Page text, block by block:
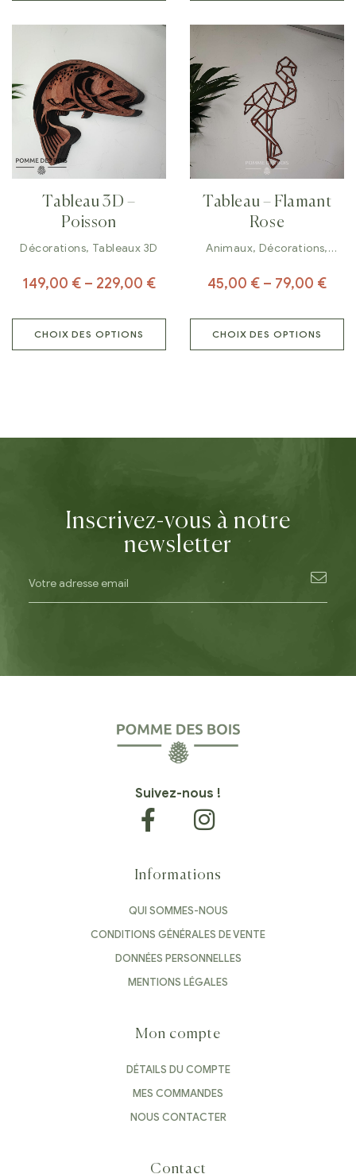
Tableau 3D –
Poisson
Décorations, Tableaux 3D
149,00 € – 229,00 €
CHOIX DES OPTIONS
Tableau – Flamant
Rose
Animaux, Décorations,
45,00 € – 79,00 €
CHOIX DES OPTIONS
Inscrivez-vous à notre
newsletter
Suivez-nous !
Informations
QUI SOMMES-NOUS
CONDITIONS GÉNÉRALES DE VENTE
DONNÉES PERSONNELLES
MENTIONS LÉGALES
Mon compte
DÉTAILS DU COMPTE
MES COMMANDES
NOUS CONTACTER
Contact